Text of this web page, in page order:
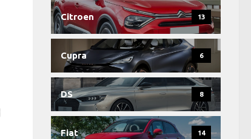
Citroen 13
Cupra 6
DS 8
Fiat 14